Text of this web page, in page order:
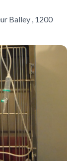
Balley , 1200